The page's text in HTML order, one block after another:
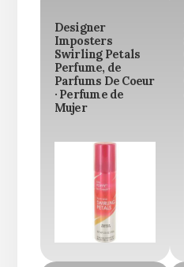
Designer
Imposters
Swirling Petals
Perfume, de
Parfums De Coeur
· Perfume de
Mujer